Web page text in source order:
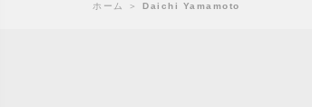
ホーム ＞ Daichi Yamamoto